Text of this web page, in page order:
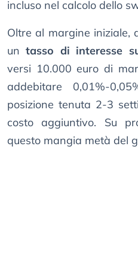
incluso nel calcolo dello
Oltre al margine iniziale,
untasso di interesse
versi 10.000 euro di
addebitare 0,01%-
posizione tenuta 2-3
costo aggiuntivo. Su
questo mangia metà del